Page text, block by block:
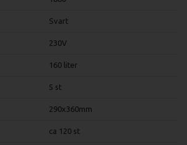
Svart
230V
160 liter
5 st
290x360mm
ca 120 st